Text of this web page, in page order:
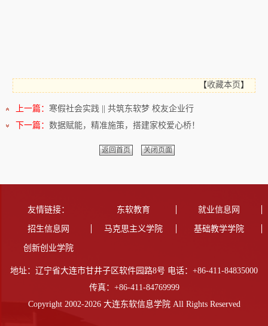
【收藏本页】
上一篇： 寒假社会实践 || 共筑东软梦 校友企业行
下一篇： 数据赋能，精准施策，搭建家校爱心桥！
返回首页 关闭页面
友情链接： 东软教育 就业信息网
招生信息网 马克思主义学院 基础教学学院
创新创业学院
地址：辽宁省大连市甘井子区软件园路8号 电话：+86-411-84835000
传真：+86-411-84769999
Copyright 2002-2026 大连东软信息学院 All Rights Reserved